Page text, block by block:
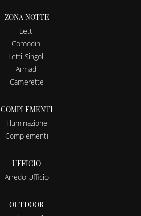
ZONA NOTTE
Letti
Comodini
Letti Singoli
Armadi
Camerette
COMPLEMENTI
Illuminazione
Complementi
UFFICIO
Arredo Ufficio
OUTDOOR